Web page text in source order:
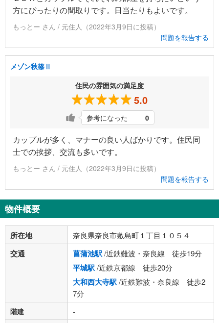
方にぴったりの間取りです。日当たりもよいです。
もっとー さん / 元住人（2022年3月9日に投稿）
問題を報告する
メゾン秋篠Ⅱ
住民の雰囲気の満足度
5.0
参考になった 0
カップルが多く、マナーの良い人ばかりです。住民同
士での挨拶、交流も多いです。
もっとー さん / 元住人（2022年3月9日に投稿）
問題を報告する
物件概要
所在地 奈良県奈良市敷島町１丁目１０５４
交通 菖蒲池駅/近鉄難波・奈良線 徒歩19分
平城駅/近鉄京都線 徒歩20分
大和西大寺駅/近鉄難波・奈良線 徒歩2
7分
階建
-